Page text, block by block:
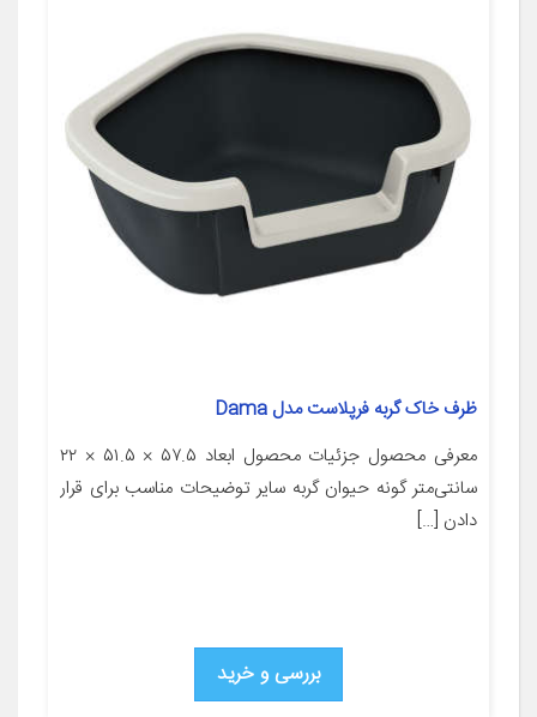
ظرف خاک گربه فرپلاست مدل Dama
معرفی محصول جزئیات محصول ابعاد ۵۷.۵ × ۵۱.۵ × ۲۲
سانتی‌متر گونه حیوان گربه سایر توضیحات مناسب برای قرار
دادن […]
بررسی و خرید